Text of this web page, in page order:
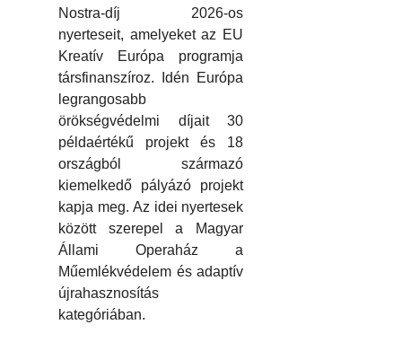
Nostra-díj 2026-os
nyerteseit, amelyeket az EU
Kreatív Európa programja
társfinanszíroz. Idén Európa
legrangosabb
örökségvédelmi díjait 30
példaértékű projekt és 18
országból származó
kiemelkedő pályázó projekt
kapja meg. Az idei nyertesek
között szerepel a Magyar
Állami Operaház a
Műemlékvédelem és adaptív
újrahasznosítás
kategóriában.